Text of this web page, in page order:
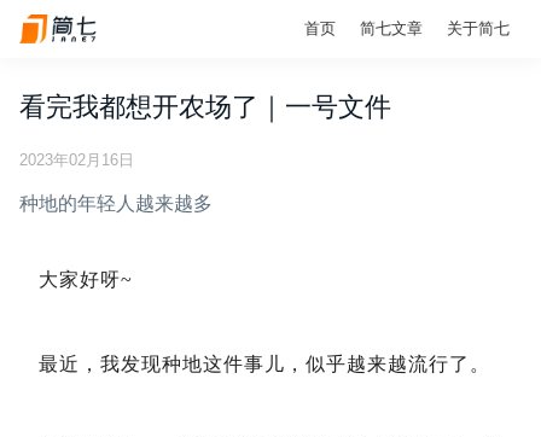
首页 简七文章 关于简七
看完我都想开农场了｜一号文件
2023年02月16日
种地的年轻人越来越多
大家好呀~
最近，我发现种地这件事儿，似乎越来越流行了。